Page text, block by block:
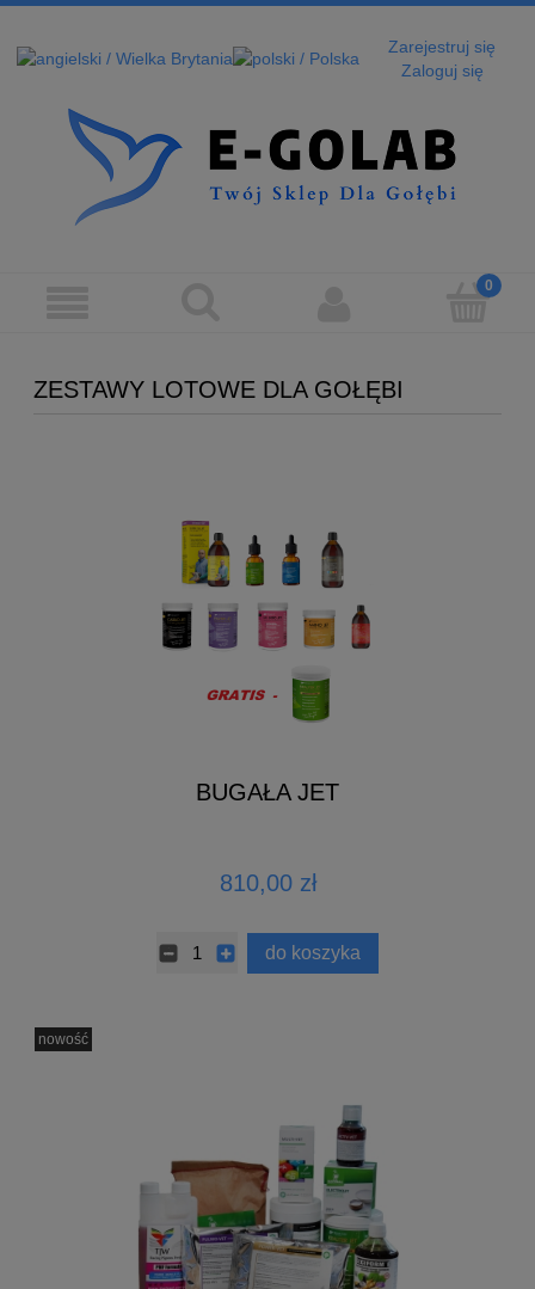
Zarejestruj się
Zaloguj się
ZESTAWY LOTOWE DLA GOŁĘBI
BUGAŁA JET
810,00 zł
do koszyka
nowość